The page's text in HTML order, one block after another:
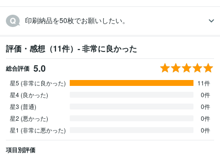
印刷納品を50枚でお願いしたい。
評価・感想（11件）- 非常に良かった
総合評価 5.0
星5 (非常に良かった)
11件
星4 (良かった)
0件
星3 (普通)
0件
星2 (悪かった)
0件
星1 (非常に悪かった)
0件
項目別評価